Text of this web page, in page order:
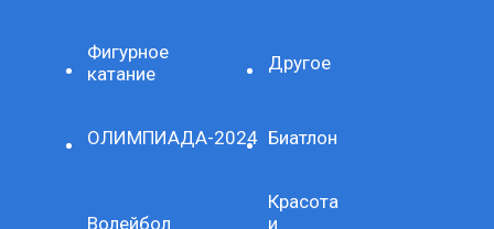
Фигурное
катание
Другое
ОЛИМПИАДА-2024 Биатлон
Волейбол
Красота
и